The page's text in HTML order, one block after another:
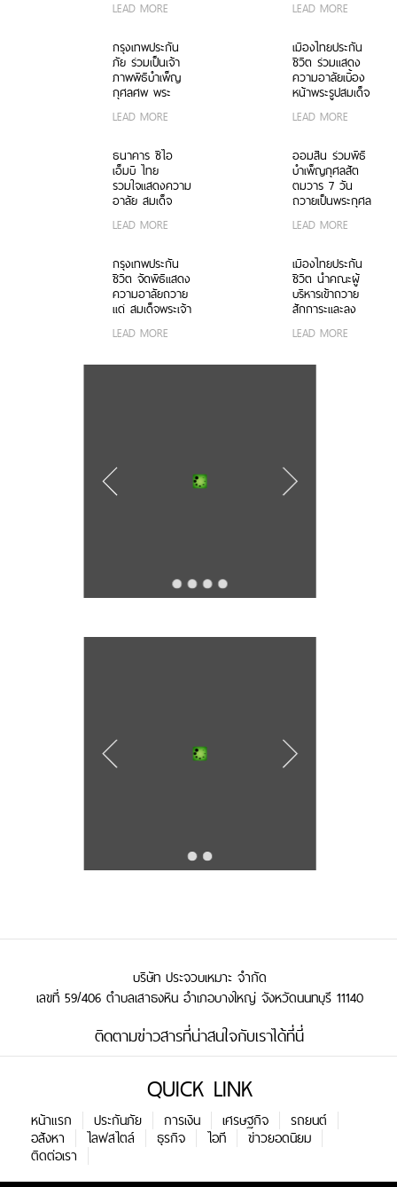
ฉลองพระชนมายุ
สมเด็จพระ
สังฆราช
LEAD MORE ที่สุดมิได้ ถวาย
ลูกเธอ เจ้าฟ้าพัช
รกิติยาภา นเรนทิ
ราเทพยวดี กรม
หลวงราชสาริณี
สิริพัชร มหาวัชร
ราชธิดา
LEAD MORE
กรุงเทพประกัน
ภัย ร่วมเป็นเจ้า
ภาพพิธีบำเพ็ญ
กุศลศพ พระ
อดีตเจ้าอาวาสวัด
กาญจนาภิเษก
LEAD MORE
เมืองไทยประกัน
ชีวิต ร่วมแสดง
ความอาลัยเบื้อง
หน้าพระรูปสมเด็จ
เจ้าฟ้าพัชรกิติยา
เทพยวดี กรม
หลวงราชสาริณี
สิริพัชร มหาวัชร
ราชธิดา
LEAD MORE
ธนาคาร ซีไอ
เอ็มบี ไทย
รวมใจแสดงความ
อาลัย สมเด็จ
เจ้าฟ้าพัชรกิติยา
LEAD MORE
ออมสิน ร่วมพิธี
บำเพ็ญกุศลสัต
ตมวาร 7 วัน
ถวายเป็นพระกุศล
ลูกเธอ เจ้าฟ้าพัช
ราเทพยวดี กรม
หลวงราชสาริณี
สิริพัชร มหาวัชร
ราชธิดา
LEAD MORE
กรุงเทพประกัน
ชีวิต จัดพิธีแสดง
ความอาลัยถวาย
แด่ สมเด็จพระเจ้า
รกิติยาภา นเรนทิ
หลวงราชสาริณี
LEAD MORE
เมืองไทยประกัน
ชีวิต นำคณะผู้
บริหารเข้าถวาย
สักการะและลง
อาลัยเบื้องหน้า
พระเจ้าลูกเธอ
LEAD MORE
บริษัท ประจวบเหมาะ จำกัด
เลขที่ 59/406 ตำบลเสาธงหิน อำเภอบางใหญ่ จังหวัดนนทบุรี 11140
ติดตามข่าวสารที่น่าสนใจกับเราได้ที่นี่
QUICK LINK
หน้าแรก ประกันภัย การเงิน เศรษฐกิจ
รถยนต์
อสังหา
ไลฟสไตล์ ธุรกิจ ไอที
ข่าวยอดนิยม
ติดต่อเรา